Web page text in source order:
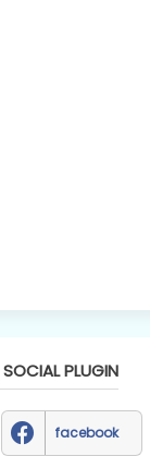
SOCIAL PLUGIN
facebook